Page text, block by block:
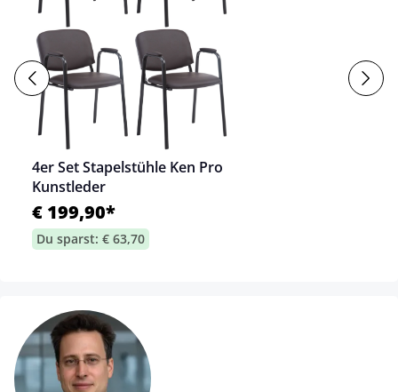
4er Set Stapelstühle Ken Pro
Kunstleder
€ 199,90*
Du sparst: € 63,70